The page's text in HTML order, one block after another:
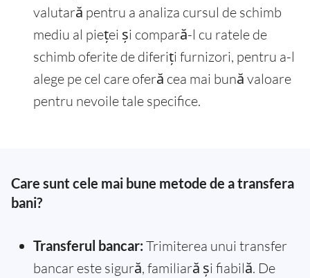
valutară pentru a analiza cursul de schimb
mediu al pieței și compară-l cu ratele de
schimb oferite de diferiți furnizori, pentru a-l
alege pe cel care oferă cea mai bună valoare
pentru nevoile tale specifice.
Care sunt cele mai bune metode de a transfera
bani?
Transferul bancar: Trimiterea unui transfer
bancar este sigură, familiară și fiabilă. De